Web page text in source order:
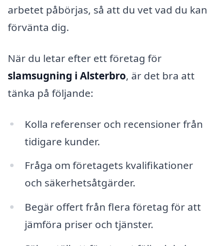
arbetet påbörjas, så att du vet vad du kan
förvänta dig.
När du letar efter ett företag för
slamsugning i Alsterbro, är det bra att
tänka på följande:
Kolla referenser och recensioner från
tidigare kunder.
Fråga om företagets kvalifikationer
och säkerhetsåtgärder.
Begär offert från flera företag för att
jämföra priser och tjänster.